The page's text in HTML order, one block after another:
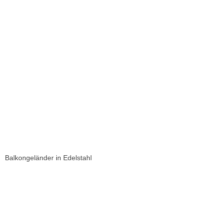
Balkongeländer in Edelstahl